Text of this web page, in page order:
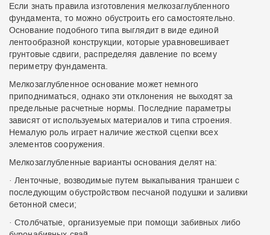
Если знать правила изготовления мелкозаглубленного
фундамента, то можно обустроить его самостоятельно.
Основание подобного типа выглядит в виде единой
лентообразной конструкции, которые уравновешивает
грунтовые сдвиги, распределяя давление по всему
периметру фундамента.
Мелкозаглубленное основание может немного
приподниматься, однако эти отклонения не выходят за
предельные расчетные нормы. Последние параметры
зависят от используемых материалов и типа строения.
Немалую роль играет наличие жесткой сцепки всех
элементов сооружения.
Мелкозаглубленные варианты основания делят на:
· Ленточные, возводимые путем выкапывания траншеи с
последующим обустройством песчаной подушки и заливки
бетонной смеси;
· Столбчатые, организуемые при помощи забивных либо